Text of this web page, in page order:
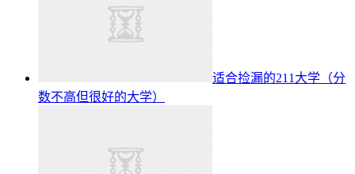
适合捡漏的211大学（分
数不高但很好的大学）